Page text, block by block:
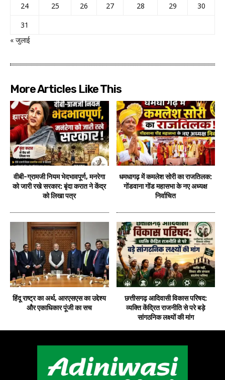
24
25 26 27 28 29
30
31
« जुलाई
More Articles Like This
वीबी-ग्रामजी नियम भेदभावपूर्ण, मनरेगा
को जारी रखे सरकार: बृंदा करात ने केंद्र
को लिखा पत्र
धमधागढ़ में कमलेश सोरी का राजतिलक:
गोंडवाना गोंड महासभा के नए अध्यक्ष
निर्वाचित
हिंदू राष्ट्र का अर्थ, आरएसएस का उद्देश्य
और एकाधिकार पूंजी का सच
छत्तीसगढ़ आदिवासी विकास परिषद:
व्यक्ति केंद्रित राजनीति से परे बड़े
सांगठनिक लक्ष्यों की मांग